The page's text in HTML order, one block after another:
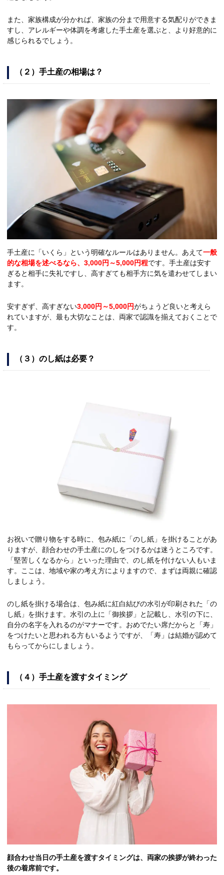
また、家族構成が分かれば、家族の分まで用意する気配りができま
すし、アレルギーや体調を考慮した手土産を選ぶと、より好意的に
感じられるでしょう。
（２）手土産の相場は？
手土産に「いくら」という明確なルールはありません。あえて一般
的な相場を述べるなら、3,000円～5,000円程です。手土産は安す
ぎると相手に失礼ですし、高すぎても相手方に気を遣わせてしまい
ます。
安すぎず、高すぎない3,000円～5,000円がちょうど良いと考えら
れていますが、最も大切なことは、両家で認識を揃えておくことで
す。
（３）のし紙は必要？
お祝いで贈り物をする時に、包み紙に「のし紙」を掛けることがあ
りますが、顔合わせの手土産にのしをつけるかは迷うところです。
「堅苦しくなるから」といった理由で、のし紙を付けない人もいま
す。ここは、地域や家の考え方によりますので、まずは両親に確認
しましょう。
のし紙を掛ける場合は、包み紙に紅白結びの水引が印刷された「の
し紙」を掛けます。水引の上に「御挨拶」と記載し、水引の下に、
自分の名字を入れるのがマナーです。おめでたい席だからと「寿」
をつけたいと思われる方もいるようですが、「寿」は結婚が認めて
もらってからにしましょう。
（４）手土産を渡すタイミング
顔合わせ当日の手土産を渡すタイミングは、両家の挨拶が終わった
後の着席前です。